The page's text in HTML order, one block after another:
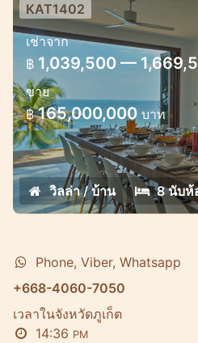
วิลล่าสุดหรูวิวสวยใน
วิลล่าสุดหรูริมชายหาดใน
KAT1402
เช่าจาก
฿ 1,039,500 —
ขาย
฿ 165,000,000 บาท
วิลล่า / บ้าน 8 นับห้
Phone, Viber, Whatsapp
+668-4060-7050
เวลาในจังหวัดภูเก็ต
14:36 PM